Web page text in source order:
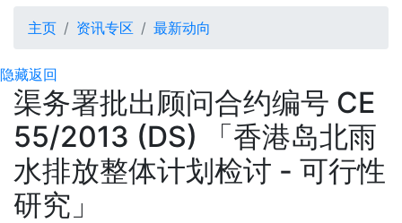
最新动向
主页 资讯专区 最新动向
隐藏返回
渠务署批出顾问合约编号 CE
55/2013 (DS) 「香港岛北雨
水排放整体计划检讨 - 可行性
研究」